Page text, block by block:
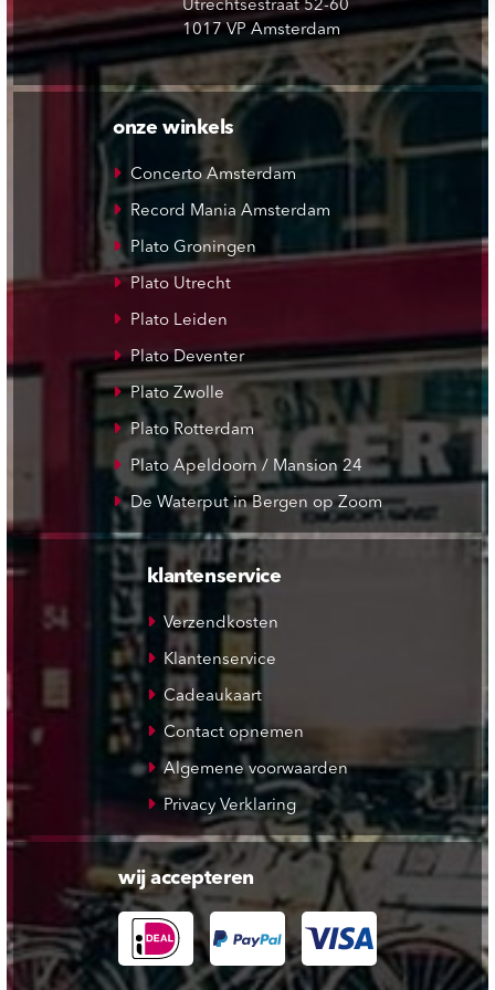
Utrechtsestraat 52-60
1017 VP Amsterdam
onze winkels
Concerto Amsterdam
Record Mania Amsterdam
Plato Groningen
Plato Utrecht
Plato Leiden
Plato Deventer
Plato Zwolle
Plato Rotterdam
Plato Apeldoorn / Mansion 24
De Waterput in Bergen op Zoom
klantenservice
Verzendkosten
Klantenservice
Cadeaukaart
Contact opnemen
Algemene voorwaarden
Privacy Verklaring
wij accepteren